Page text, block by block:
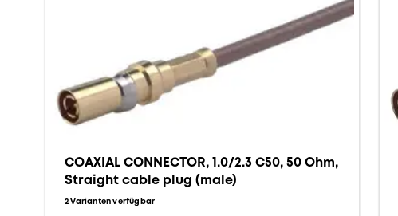
COAXIAL CONNECTOR, 1.0/2.3 C50, 50 Ohm,
Straight cable plug (male)
2 Varianten verfügbar